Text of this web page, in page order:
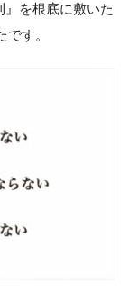
を根底に敷いた
す。